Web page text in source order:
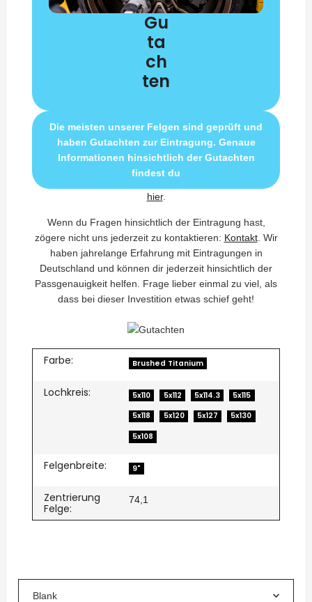
Gu
ta
ch
ten
Die meisten unserer Felgen sind geprüft und
haben Gutachten zur Eintragung. Genaue
Informationen hinsichtlich der Gutachten
findest du
hier.
Wenn du Fragen hinsichtlich der Eintragung hast,
zögere nicht uns jederzeit zu kontaktieren: Kontakt. Wir
haben jahrelange Erfahrung mit Eintragungen in
Deutschland und können dir jederzeit hinsichtlich der
Passgenauigkeit helfen. Frage lieber einmal zu viel, als
dass bei dieser Investition etwas schief geht!
Farbe: Brushed Titanium
Lochkreis: 5x110 5x112 5x114.3
5x115
5x118
5x120 5x127
5x130
5x108
Felgenbreite: 9"
Zentrierung
Felge:
74,1
Blank